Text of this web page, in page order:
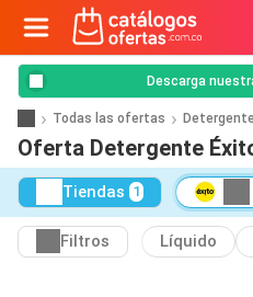
Descarga
Todas las ofertas Detergente
Oferta Detergente
Tiendas 1
Filtros Líquido